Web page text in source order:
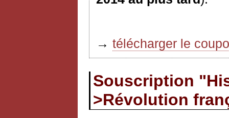
→ télécharger le
Souscription
>Révolution